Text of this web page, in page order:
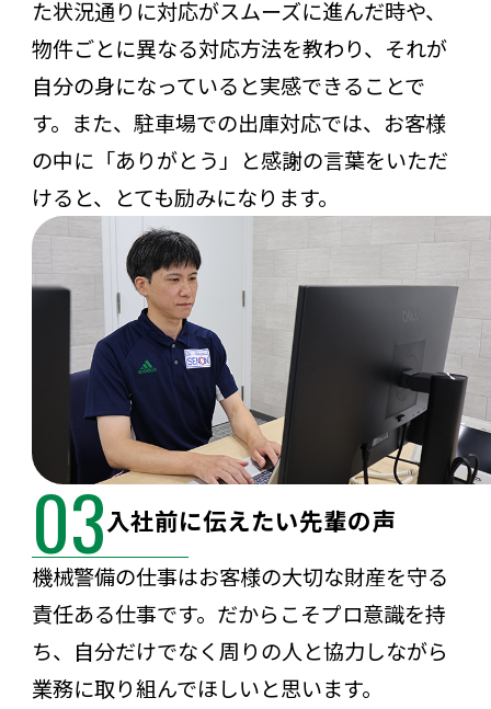
た状況通りに対応がスムーズに進んだ時や、
物件ごとに異なる対応方法を教わり、それが
自分の身になっていると実感できることで
す。また、駐車場での出庫対応では、お客様
の中に「ありがとう」と感謝の言葉をいただ
けると、とても励みになります。
03入社前に伝えたい先輩の声
機械警備の仕事はお客様の大切な財産を守る
責任ある仕事です。だからこそプロ意識を持
ち、自分だけでなく周りの人と協力しながら
業務に取り組んでほしいと思います。